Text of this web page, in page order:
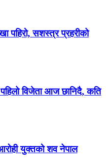
पहिरो, सशस्त्र प्रहरीको
विजेता आज छानिदै, कति
युक्तको शव नेपाल